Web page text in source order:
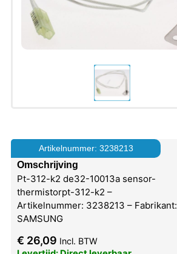
Artikelnummer: 3238213
Omschrijving
Pt-312-k2 de32-10013a sensor-
thermistorpt-312-k2 –
Artikelnummer: 3238213 – Fabrikant:
SAMSUNG
€ 26,09 Incl. BTW